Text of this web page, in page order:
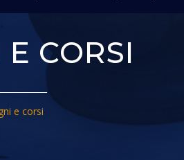
CORSI
e corsi